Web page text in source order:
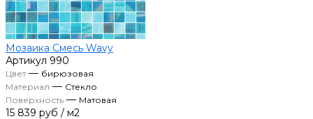
Мозаика Смесь Wavy
Артикул 990
Цвет— бирюзовая
Материал — Стекло
Поверхность — Матовая
15 839 руб / м2